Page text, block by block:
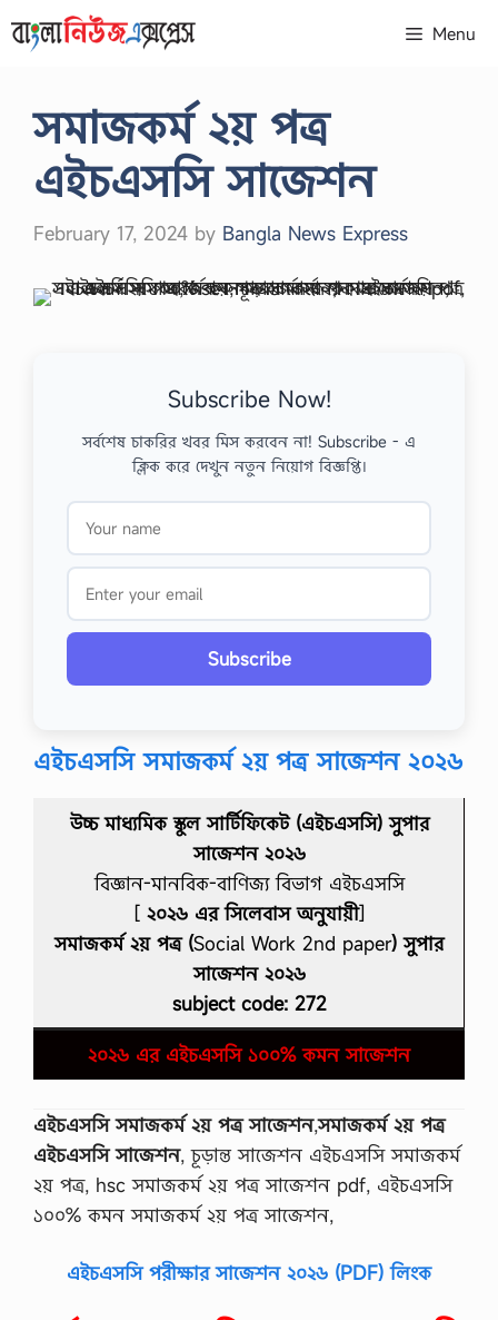
to
Menu
সমাজকর্ম ২য় পত্র
এইচএসসি সাজেশন
February 17, 2024 by Bangla News Express
Subscribe Now!
সর্বশেষ চাকরির খবর মিস করবেন না! Subscribe - এ
ক্লিক করে দেখুন নতুন নিয়োগ বিজ্ঞপ্তি।
Subscribe
এইচএসসি সমাজকর্ম ২য় পত্র সাজেশন ২০২৬
উচ্চ মাধ্যমিক স্কুল সার্টিফিকেট (এইচএসসি) সুপার
সাজেশন ২০২৬
বিজ্ঞান-মানবিক-বাণিজ্য বিভাগ এইচএসসি
[ ২০২৬ এর সিলেবাস অনুযায়ী]
সমাজকর্ম ২য় পত্র (Social Work 2nd paper) সুপার
সাজেশন ২০২৬
subject code: 272
২০২৬ এর এইচএসসি ১০০% কমন সাজেশন
এইচএসসি সমাজকর্ম ২য় পত্র সাজেশন,সমাজকর্ম ২য় পত্র
এইচএসসি সাজেশন, চূড়ান্ত সাজেশন এইচএসসি সমাজকর্ম
২য় পত্র, hsc সমাজকর্ম ২য় পত্র সাজেশন pdf, এইচএসসি
১০০% কমন সমাজকর্ম ২য় পত্র সাজেশন,
এইচএসসি পরীক্ষার সাজেশন ২০২৬ (PDF) লিংক